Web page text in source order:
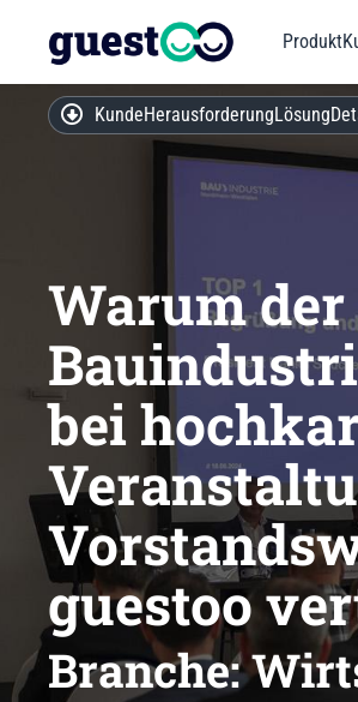
Produkt
KundeHerausforderungLösung
Warum der
bei
guestoo
Branche: